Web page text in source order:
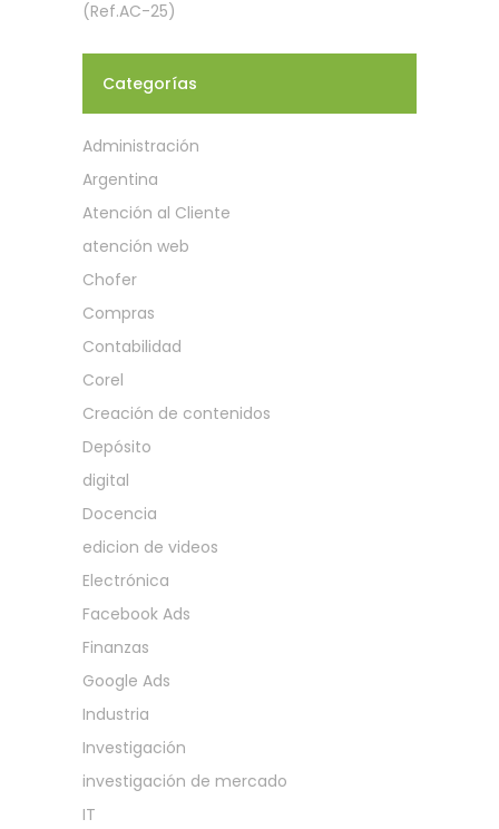
(Ref.AC-25)
Categorías
Administración
Argentina
Atención al Cliente
atención web
Chofer
Compras
Contabilidad
Corel
Creación de contenidos
Depósito
digital
Docencia
edicion de videos
Electrónica
Facebook Ads
Finanzas
Google Ads
Industria
Investigación
investigación de mercado
IT